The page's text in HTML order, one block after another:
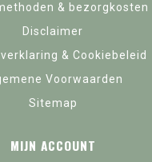
& bezorgkosten
Disclaimer
& Cookiebeleid
Voorwaarden
Sitemap
MIJN ACCOUNT